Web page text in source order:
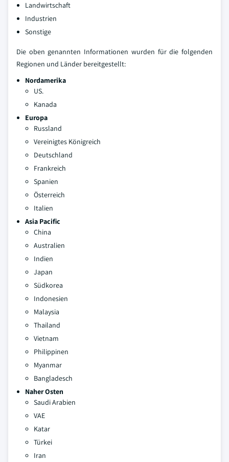
Landwirtschaft
Industrien
Sonstige
Die oben genannten Informationen wurden für die folgenden
Regionen und Länder bereitgestellt:
Nordamerika
US.
Kanada
Europa
Russland
Vereinigtes Königreich
Deutschland
Frankreich
Spanien
Österreich
Italien
Asia Pacific
China
Australien
Indien
Japan
Südkorea
Indonesien
Malaysia
Thailand
Vietnam
Philippinen
Myanmar
Bangladesch
Naher Osten
Saudi Arabien
VAE
Katar
Türkei
Iran